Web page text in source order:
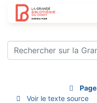
Page
Voir le texte source